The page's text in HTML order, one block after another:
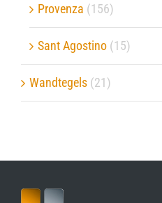
Provenza (156)
Sant Agostino (15)
Wandtegels (21)